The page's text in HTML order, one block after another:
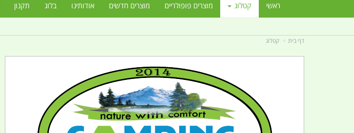
ראשי קטלוג מוצרים פופולריים מוצרים חדשים אודותינו בלוג תקנון
דף בית קטלוג